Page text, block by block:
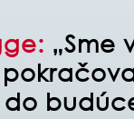
„Sme
do